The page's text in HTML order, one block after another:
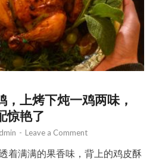
，上烤下炖一鸡两味，
惊艳了
- Leave a Comment
着满满的果香味，背上的鸡皮酥